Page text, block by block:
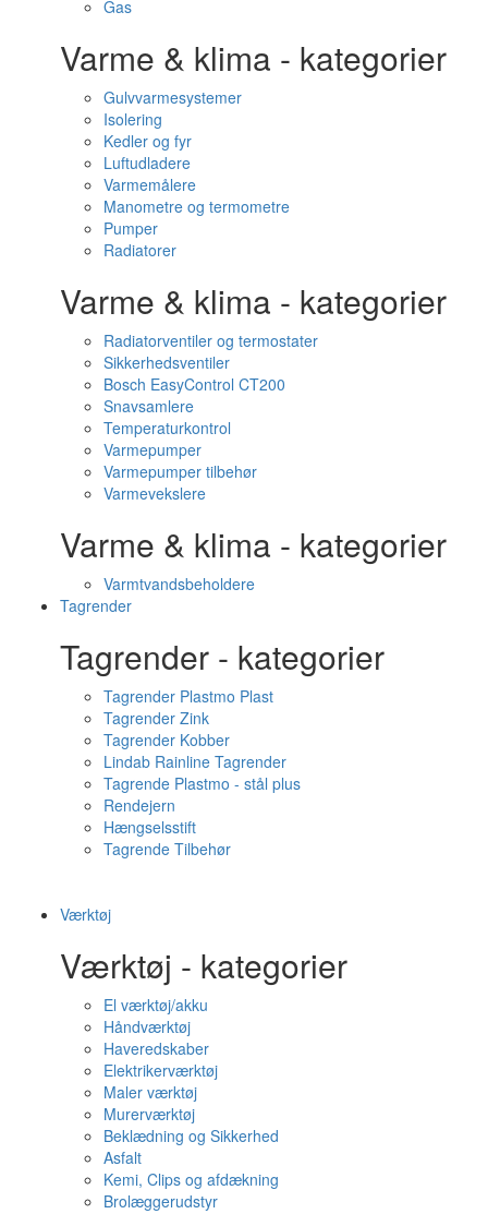
Gas
Varme & klima - kategorier
Gulvvarmesystemer
Isolering
Kedler og fyr
Luftudladere
Varmemålere
Manometre og termometre
Pumper
Radiatorer
Varme & klima - kategorier
Radiatorventiler og termostater
Sikkerhedsventiler
Bosch EasyControl CT200
Snavsamlere
Temperaturkontrol
Varmepumper
Varmepumper tilbehør
Varmevekslere
Varme & klima - kategorier
Varmtvandsbeholdere
Tagrender
Tagrender - kategorier
Tagrender Plastmo Plast
Tagrender Zink
Tagrender Kobber
Lindab Rainline Tagrender
Tagrende Plastmo - stål plus
Rendejern
Hængselsstift
Tagrende Tilbehør
Værktøj
Værktøj - kategorier
El værktøj/akku
Håndværktøj
Haveredskaber
Elektrikerværktøj
Maler værktøj
Murerværktøj
Beklædning og Sikkerhed
Asfalt
Kemi, Clips og afdækning
Brolæggerudstyr